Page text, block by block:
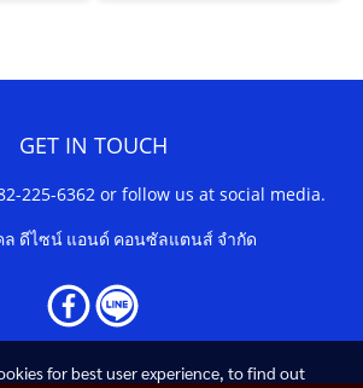
GET IN TOUCH
225-6362 or follow us at social media.
ล ดีไซน์ แอนด์ คอนซัลแตนส์ จำกัด
for best user experience, to find out